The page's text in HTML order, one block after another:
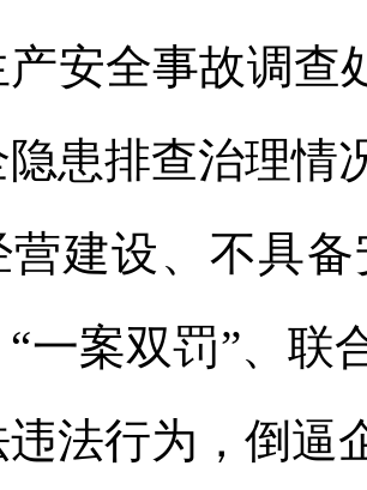
产安全事故调查
隐患排查治理情
营建设、不具
一案双罚”、联
法行为，倒逼